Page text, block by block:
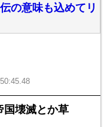
の意味も込めてリ
国壊滅とか草